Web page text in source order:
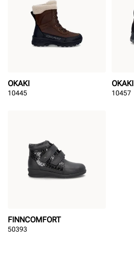
OKAKI
10445
OKAKI
10457
FINNCOMFORT
50393